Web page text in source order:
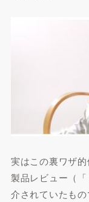
実はこの裏ワザ
製品レビュー（
介されていたもの